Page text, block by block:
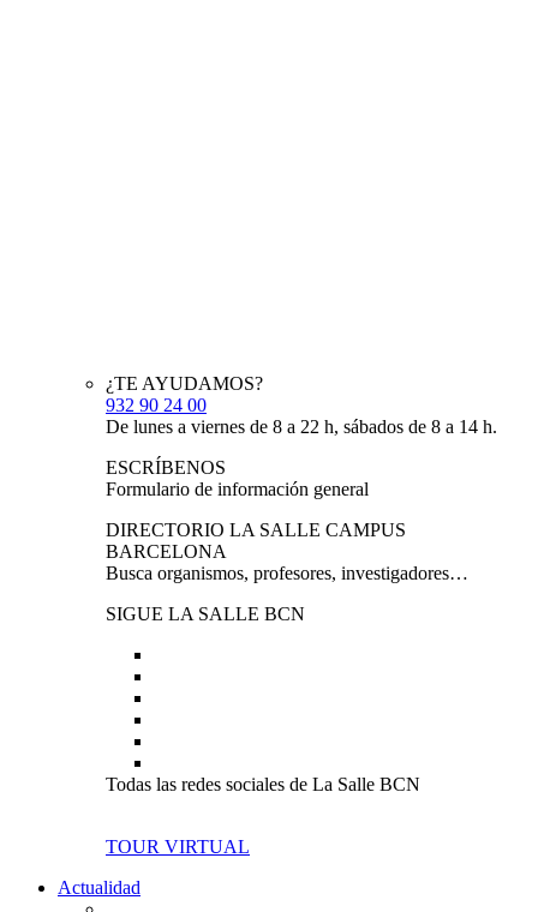
¿TE AYUDAMOS?
932 90 24 00
De lunes a viernes de 8 a 22 h, sábados de 8 a 14 h.
ESCRÍBENOS
Formulario de información general
DIRECTORIO LA SALLE CAMPUS
BARCELONA
Busca organismos, profesores, investigadores…
SIGUE LA SALLE BCN
Todas las redes sociales de La Salle BCN
TOUR VIRTUAL
Actualidad